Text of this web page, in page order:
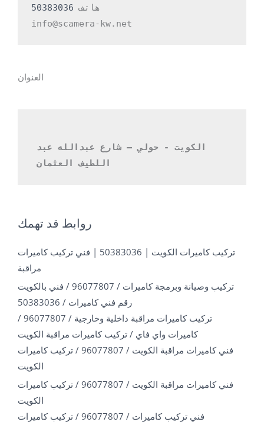
هاتف 50383036
info@scamera-kw.net
العنوان
اللطيف العثمان
روابط قد تهمك
تركيب كاميرات الكويت | 50383036 | فني تركيب كاميرات
مراقبة
تركيب وصيانة وبرمجة كاميرات / 96077807 / فني بالكويت
رقم فني كاميرات / 50383036
تركيب كاميرات مراقبة داخلية وخارجية / 96077807 /
كاميرات واي فاي / تركيب كاميرات مراقبة الكويت
فني كاميرات مراقبة الكويت / 96077807 / تركيب كاميرات
الكويت
فني كاميرات مراقبة الكويت / 96077807 / تركيب كاميرات
الكويت
فني تركيب كاميرات / 96077807 / تركيب كاميرات